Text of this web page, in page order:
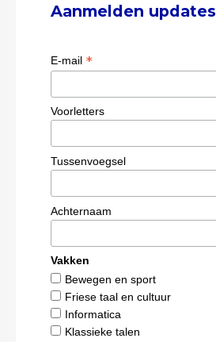
Aanmelden updates
E-mail *
Voorletters
Tussenvoegsel
Achternaam
Vakken
Bewegen en sport
Friese taal en cultuur
Informatica
Klassieke talen